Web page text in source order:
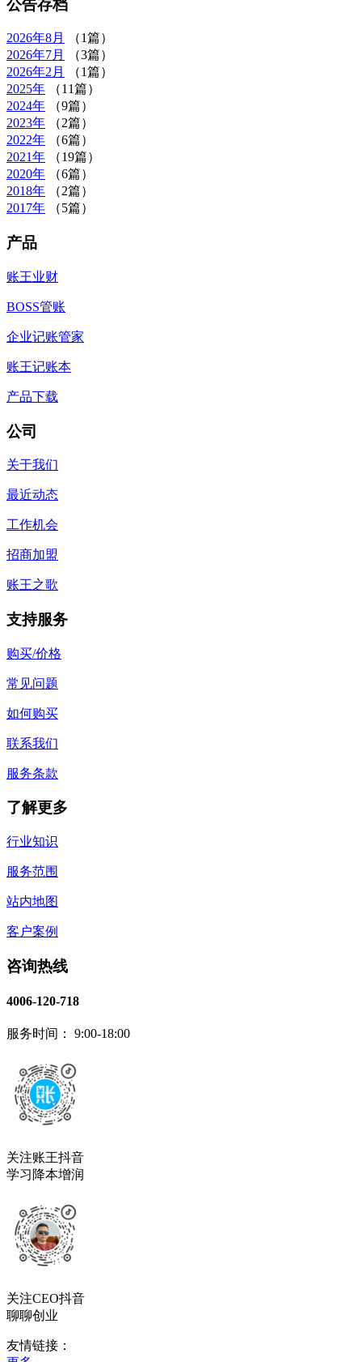
公告存档
2026年8月
（1篇）
2026年7月
（3篇）
2026年2月
（1篇）
2025年
（11篇）
2024年
（9篇）
2023年
（2篇）
2022年
（6篇）
2021年
（19篇）
2020年
（6篇）
2018年
（2篇）
2017年
（5篇）
产品
账王业财
BOSS管账
企业记账管家
账王记账本
产品下载
公司
关于我们
最近动态
工作机会
招商加盟
账王之歌
支持服务
购买/价格
常见问题
如何购买
联系我们
服务条款
了解更多
行业知识
服务范围
站内地图
客户案例
咨询热线
4006-120-718
服务时间： 9:00-18:00
关注账王抖音
学习降本增润
关注CEO抖音
聊聊创业
友情链接：